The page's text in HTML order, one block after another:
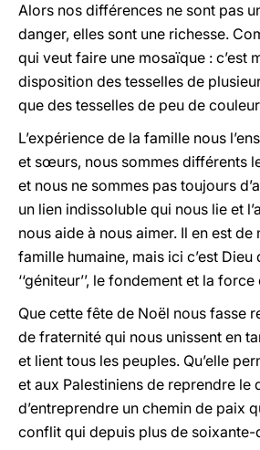
Alors nos différences ne sont pas
danger, elles sont une richesse.
qui veut faire une mosaïque : c’est
disposition des tesselles de
que des tesselles de peu de
L’expérience de la famille nous
et sœurs, nous sommes différents
et nous ne sommes pas toujours
un lien indissoluble qui nous lie et
nous aide à nous aimer. Il en est de
famille humaine, mais ici c’est Dieu
‘‘géniteur’’, le fondement et la
Que cette fête de Noël nous fasse
de fraternité qui nous unissent en
et lient tous les peuples. Qu’elle
et aux Palestiniens de reprendre le
d’entreprendre un chemin de paix
conflit qui depuis plus de soixante-